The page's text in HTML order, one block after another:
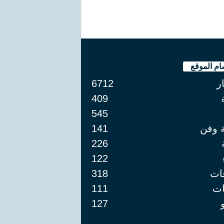
الموقع
6712
409
545
وفن
141
226
122
318
111
127